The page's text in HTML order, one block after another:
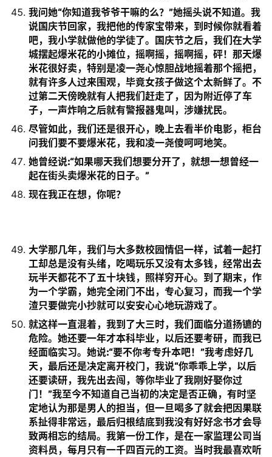
我问她“你知道我爷爷干嘛的么？”她摇头说不知道。我
说国庆节回家，我把他的传家宝带来，到时候你就看着
吧，我小学就做他的学徒了。国庆节之后，我们在大学
城摆起爆米花的小摊位，摇啊摇，摇啊摇，砰！那天爆
米花很好卖，特别是凌一尧心惊胆战地摇着那个摇把，
就有许多人过来围观，毕竟女孩子做这个太新鲜了。不
过第二天傍晚就有人把我们赶走了，因为附近停了车
子，一声炸响之后就有警报器鬼叫，涉嫌扰民。
尽管如此，我们还是很开心，晚上去看半价电影，柜台
问我们要不要爆米花，我和凌一尧傻呵呵地笑。
她曾经说:“如果哪天我们想要分开了，就想一想曾经一
起在街头卖爆米花的日子。”
现在我正在想，你呢？
大学那几年，我们与大多数校园情侣一样，试着一起打
工却总是没有头绪，吃喝玩乐又没有太多钱，经常出去
玩半天都花不了五十块钱，照样穷开心。到了期末，作
为一个学霸，她完全闭门不出，专心复习，而我一个学
渣只要做完小抄就可以安安心心地玩游戏了。
就这样一直混着，我到了大三时，我们面临分道扬镳的
危险。她还要一年才本科毕业，以后还要考研，而我已
经面临实习。她说:“要不你考专升本吧！”我考虑好几
天，最后还是决定离开校门，我说“你乖乖上学，以后
还要读研，我先出去闯，等你毕业了我刚好娶你过
门！”我至今不知道自己当初的决定是否正确，有时坚
定地认为那是男人的担当，但一旦喝多了就会把因果联
系扯得非常远，最后归根结底到我没有好好念书才会导
致两相忘的结局。我第一份工作，是在一家监理公司当
资料员，每月只有一千四百元的工资。当时我最喜欢听